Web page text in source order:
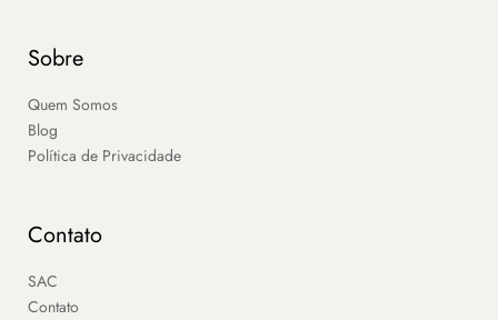
Sobre
Quem Somos
Blog
Política de Privacidade
Contato
SAC
Contato